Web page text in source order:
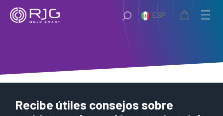
Saltar
ESP
Recibe útiles consejos sobre